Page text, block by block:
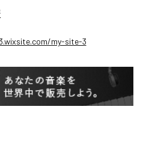
my-site-3